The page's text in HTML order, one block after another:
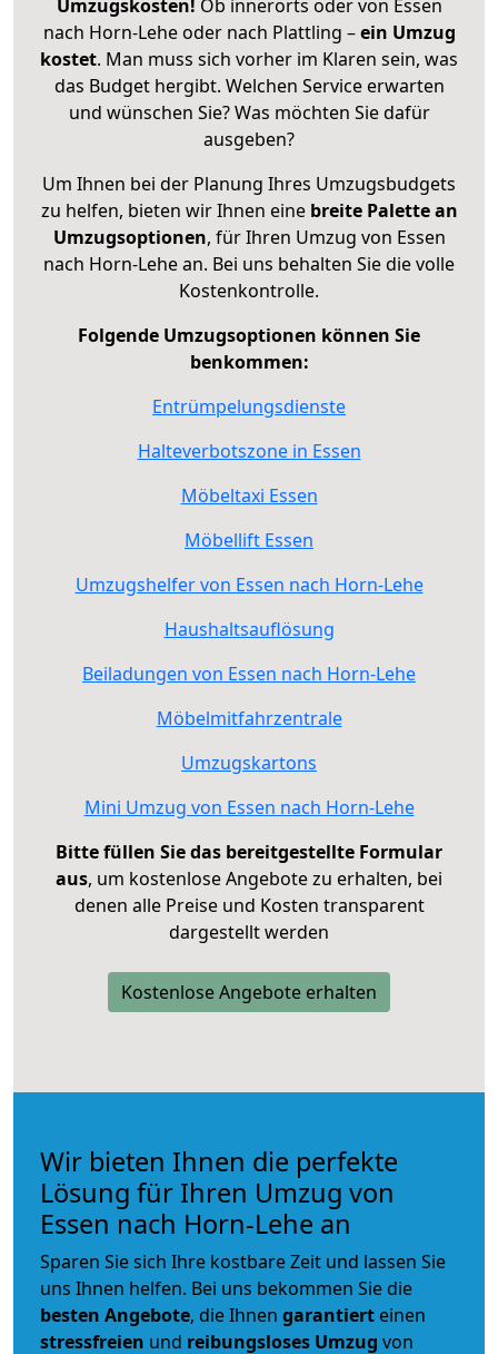
Umzugskosten! Ob innerorts oder von Essen
nach Horn-Lehe oder nach Plattling –ein Umzug
kostet. Man muss sich vorher im Klaren sein, was
das Budget hergibt. Welchen Service erwarten
und wünschen Sie? Was möchten Sie dafür
ausgeben?
Um Ihnen bei der Planung Ihres Umzugsbudgets
zu helfen, bieten wir Ihnen eine breite Palette an
Umzugsoptionen, für Ihren Umzug von Essen
nach Horn-Lehe an. Bei uns behalten Sie die volle
Kostenkontrolle.
Folgende Umzugsoptionen können Sie
benkommen:
Entrümpelungsdienste
Halteverbotszone in Essen
Möbeltaxi Essen
Möbellift Essen
Umzugshelfer von Essen nach Horn-Lehe
Haushaltsauflösung
Beiladungen von Essen nach Horn-Lehe
Möbelmitfahrzentrale
Umzugskartons
Mini Umzug von Essen nach Horn-Lehe
Bitte füllen Sie das bereitgestellte Formular
aus, um kostenlose Angebote zu erhalten, bei
denen alle Preise und Kosten transparent
dargestellt werden
Kostenlose Angebote erhalten
Wir bieten Ihnen die perfekte
Lösung für Ihren Umzug von
Essen nach Horn-Lehe an
Sparen Sie sich Ihre kostbare Zeit und lassen Sie
uns Ihnen helfen. Bei uns bekommen Sie die
besten Angebote, die Ihnen garantiert einen
stressfreien und reibungsloses Umzug von